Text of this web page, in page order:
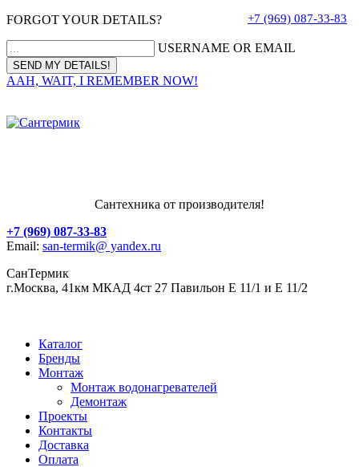
FORGOT YOUR DETAILS?
USERNAME OR EMAIL
AAH, WAIT, I REMEMBER NOW!
+7 (969) 087-33-83
Сантехника от производителя!
+7 (969) 087-33-83
Email: san-termik@ yandex.ru
СанТермик
г.Москва, 41км МКАД 4ст 27 Павильон Е 11/1 и Е 11/2
Каталог
Бренды
Монтаж
Монтаж водонагревателей
Демонтаж
Проекты
Контакты
Доставка
Оплата